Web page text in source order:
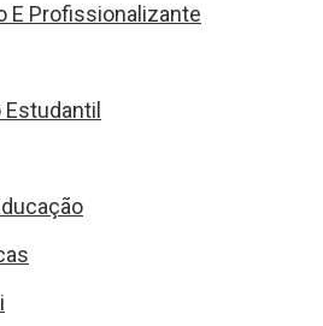
E Profissionalizante